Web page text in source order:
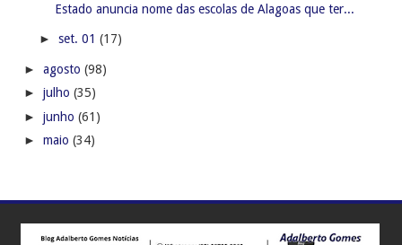
Estado anuncia nome das escolas de Alagoas que ter...
► set. 01 (17)
► agosto (98)
► julho (35)
► junho (61)
► maio (34)